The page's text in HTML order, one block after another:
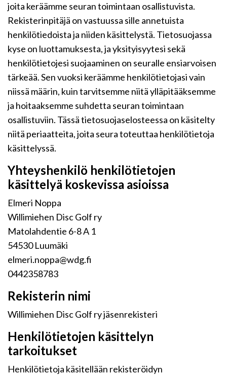
joita keräämme seuran toimintaan osallistuvista.
Rekisterinpitäjä on vastuussa sille annetuista
henkilötiedoista ja niiden käsittelystä. Tietosuojassa
kyse on luottamuksesta, ja yksityisyytesi sekä
henkilötietojesi suojaaminen on seuralle ensiarvoisen
tärkeää. Sen vuoksi keräämme henkilötietojasi vain
niissä määrin, kuin tarvitsemme niitä ylläpitääksemme
ja hoitaaksemme suhdetta seuran toimintaan
osallistuviin. Tässä tietosuojaselosteessa on käsitelty
niitä periaatteita, joita seura toteuttaa henkilötietoja
käsittelyssä.
Yhteyshenkilö henkilötietojen
käsittelyä koskevissa asioissa
Elmeri Noppa
Willimiehen Disc Golf ry
Matolahdentie 6-8 A 1
54530 Luumäki
elmeri.noppa@wdg.fi
0442358783
Rekisterin nimi
Willimiehen Disc Golf ry jäsenrekisteri
Henkilötietojen käsittelyn
tarkoitukset
Henkilötietoja käsitellään rekisteröidyn